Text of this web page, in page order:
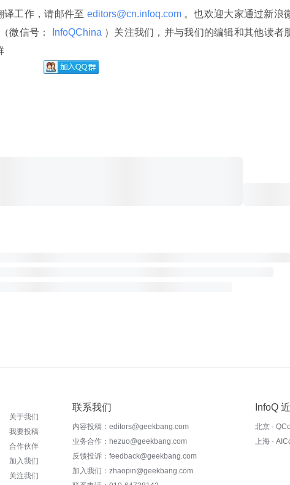
译工作，请邮件至 editors@cn.infoq.com 。也欢迎大家通过新浪
微信号： InfoQChina ）关注我们，并与我们的编辑和其他读者
关于我们
我要投稿
合作伙伴
加入我们
关注我们
联系我们
内容投稿：editors@geekbang.com
业务合作：hezuo@geekbang.com
反馈投诉：feedback@geekbang.com
加入我们：zhaopin@geekbang.com
InfoQ
北京 ·
上海 ·